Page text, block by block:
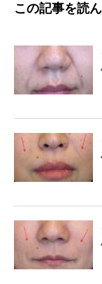
この記事を読